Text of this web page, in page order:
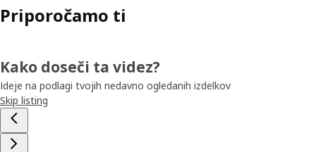
Priporočamo ti
Kako doseči ta videz?
Ideje na podlagi tvojih nedavno ogledanih izdelkov
Skip listing